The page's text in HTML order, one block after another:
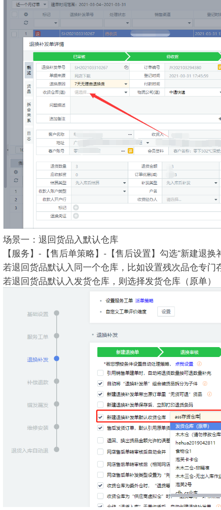
场景一：退回货品入默认仓库
【服务】-【售后单策略】-【售后设置】勾选“新建退
若退回货品默认入同一个仓库，比如设置残次品仓专
若退回货品默认入发货仓库，则选择发货仓库（原单）